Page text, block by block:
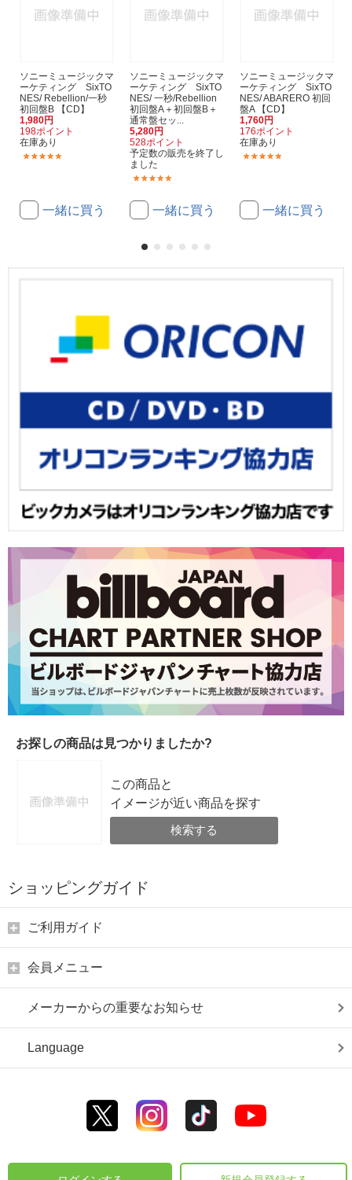
ソニーミュージックマ
ーケティング SixTO
NES/ Rebellion/一秒
初回盤B 【CD】
1,980円
198ポイント
在庫あり
一緒に買う
ソニーミュージックマ
ーケティング SixTO
NES/ 一秒/Rebellion
初回盤A＋初回盤B＋
通常盤セッ...
5,280円
528ポイント
予定数の販売を終了し
ました
一緒に買う
ソニーミュージックマ
ーケティング SixTO
NES/ ABARERO 初回
盤A 【CD】
1,760円
176ポイント
在庫あり
一緒に買う
お探しの商品は見つかりましたか?
この商品と
イメージが近い商品を探す
検索する
ショッピングガイド
ご利用ガイド
会員メニュー
メーカーからの重要なお知らせ
Language